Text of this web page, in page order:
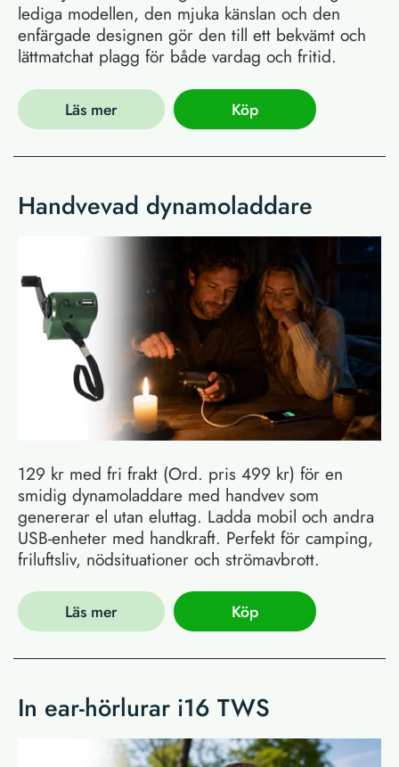
lediga modellen, den mjuka känslan och den
enfärgade designen gör den till ett bekvämt och
lättmatchat plagg för både vardag och fritid.
Läs mer Köp
Handvevad dynamoladdare
129 kr med fri frakt (Ord. pris 499 kr) för en
smidig dynamoladdare med handvev som
genererar el utan eluttag. Ladda mobil och andra
USB-enheter med handkraft. Perfekt för camping,
friluftsliv, nödsituationer och strömavbrott.
Läs mer Köp
In ear-hörlurar i16 TWS